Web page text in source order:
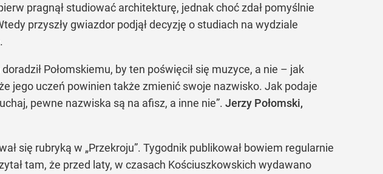
pragnął studiować architekturę, jednak choć zdał pomyślnie
przyszły gwiazdor podjął decyzję o studiach na wydziale
Połomskiemu, by ten poświęcił się muzyce, a nie – jak
jego uczeń powinien także zmienić swoje nazwisko. Jak podaje
pewne nazwiska są na afisz, a inne nie”. Jerzy Połomski,
się rubryką w „Przekroju”. Tygodnik publikował bowiem regularnie
tam, że przed laty, w czasach Kościuszkowskich wydawano